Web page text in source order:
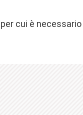
cui è